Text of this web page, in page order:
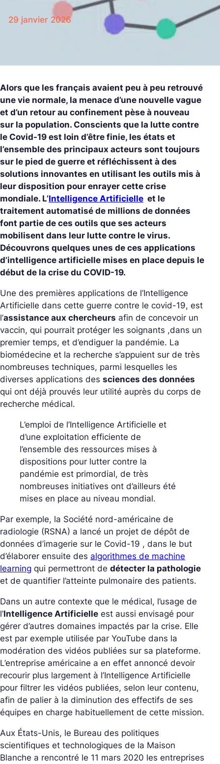
29 janvier 2026
Alors que les français avaient peu à peu retrouvé
une vie normale, la menace d’une nouvelle vague
et d’un retour au confinement pèse à nouveau
sur la population. Conscients que la lutte contre
le Covid-19 est loin d’être finie, les états et
l’ensemble des principaux acteurs sont toujours
sur le pied de guerre et réfléchissent à des
solutions innovantes en utilisant les outils mis à
leur disposition pour enrayer cette crise
mondiale. L’Intelligence Artificielle et le
traitement automatisé de millions de données
font partie de ces outils que ses acteurs
mobilisent dans leur lutte contre le virus.
Découvrons quelques unes de ces applications
d’intelligence artificielle mises en place depuis le
début de la crise du COVID-19.
Une des premières applications de l’Intelligence
Artificielle dans cette guerre contre le covid-19, est
l’assistance aux chercheurs afin de concevoir un
vaccin, qui pourrait protéger les soignants ,dans un
premier temps, et d’endiguer la pandémie. La
biomédecine et la recherche s’appuient sur de très
nombreuses techniques, parmi lesquelles les
diverses applications des sciences des données
qui ont déjà prouvés leur utilité auprès du corps de
recherche médical.
L’emploi de l’Intelligence Artificielle et
d’une exploitation efficiente de
l’ensemble des ressources mises à
dispositions pour lutter contre la
pandémie est primordial, de très
nombreuses initiatives ont d’ailleurs été
mises en place au niveau mondial.
Par exemple, la Société nord-américaine de
radiologie (RSNA) a lancé un projet de dépôt de
données d’imagerie sur le Covid-19 , dans le but
d’élaborer ensuite des algorithmes de machine
learning qui permettront de détecter la pathologie
et de quantifier l’atteinte pulmonaire des patients.
Dans un autre contexte que le médical, l’usage de
l’Intelligence Artificielle est aussi envisagé pour
gérer d’autres domaines impactés par la crise. Elle
est par exemple utilisée par YouTube dans la
modération des vidéos publiées sur sa plateforme.
L’entreprise américaine a en effet annoncé devoir
recourir plus largement à l’Intelligence Artificielle
pour filtrer les vidéos publiées, selon leur contenu,
afin de palier à la diminution des effectifs de ses
équipes en charge habituellement de cette mission.
Aux États-Unis, le Bureau des politiques
scientifiques et technologiques de la Maison
Blanche a rencontré le 11 mars 2020 les entreprises